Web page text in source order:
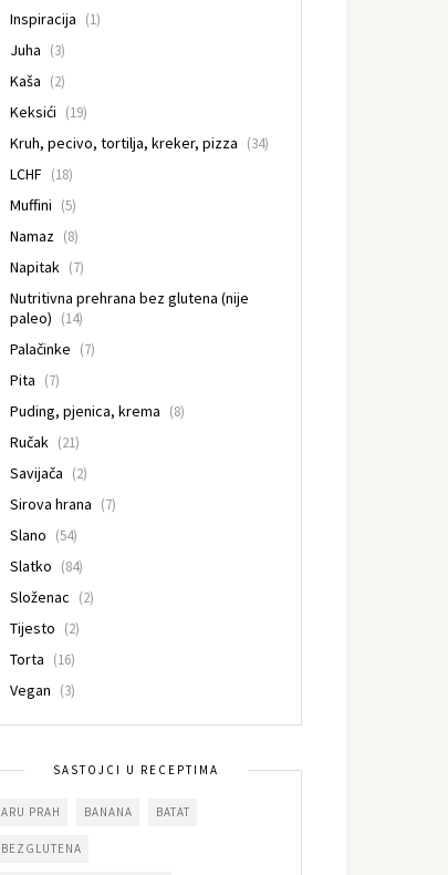
Inspiracija (1)
Juha (3)
Kaša (2)
Keksići (19)
Kruh, pecivo, tortilja, kreker, pizza (34)
LCHF (18)
Muffini (5)
Namaz (8)
Napitak (7)
Nutritivna prehrana bez glutena (nije
paleo) (14)
Palačinke (7)
Pita (7)
Puding, pjenica, krema (8)
Ručak (21)
Savijača (2)
Sirova hrana (7)
Slano (54)
Slatko (84)
Složenac (2)
Tijesto (2)
Torta (16)
Vegan (3)
SASTOJCI U RECEPTIMA
ARU PRAH BANANA BATAT
BEZGLUTENA